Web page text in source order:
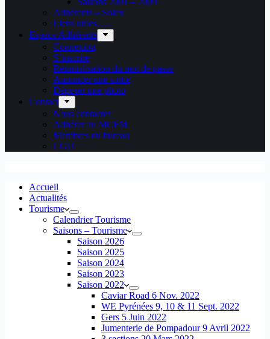
Adhérents – Solex
Liens utiles…..
Espace Adhérents
Connexion
S’inscrire
Réinitialisation du mot de passe
Annoncer une sortie
Déposer une photo
Contact
Nous contacter
Adhérer au MCFM
Membres du bureau
CGU
Accueil
Actualités
Tourisme
Calendrier Tourisme
Saisons – Tourisme
Saison 2026
Saison 2025
Saison 2024
Saison 2023
Saison 2022
Caviar Road 6 Nov. 2022
WE Pyrénées 9, 10 & 11 Sept. 2022
Gers 5 Juin 2022
Jumenterie de Pompadour 9 Avril 2022